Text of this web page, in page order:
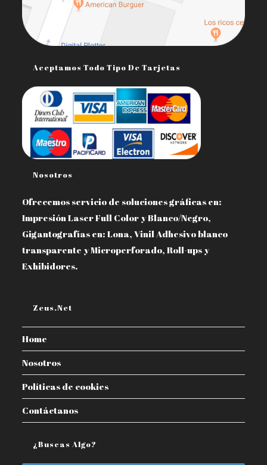
Aceptamos Todo Tipo De Tarjetas
Nosotros
Ofrecemos servicio de soluciones gráficas en:
Impresión Laser Full Color y Blanco/Negro,
Gigantografías en: Lona, Vinil Adhesivo blanco
transparente y Microperforado, Roll-ups y
Exhibidores.
Zeus.net
Home
Nosotros
Políticas de cookies
Contáctanos
¿Buscas Algo?